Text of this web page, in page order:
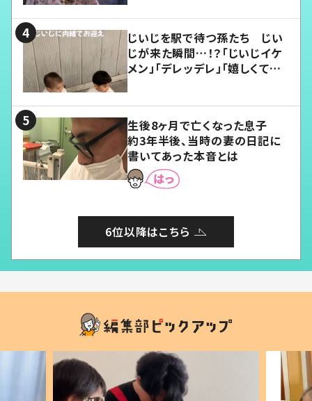
じいじを駅で待つ孫たち じい
じが来た瞬間…！？「じいじイケ
メン」「デレッデレ」「嬉しくて可
生後8ヶ月で亡くなった息子
約3年半後、当時の妻の日記に
書いてあった本音とは
6位以降はこちら